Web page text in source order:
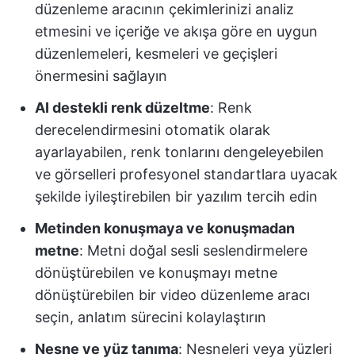
düzenleme aracının çekimlerinizi analiz
etmesini ve içeriğe ve akışa göre en uygun
düzenlemeleri, kesmeleri ve geçişleri
önermesini sağlayın
AI destekli renk düzeltme: Renk
derecelendirmesini otomatik olarak
ayarlayabilen, renk tonlarını dengeleyebilen
ve görselleri profesyonel standartlara uyacak
şekilde iyileştirebilen bir yazılım tercih edin
Metinden konuşmaya ve konuşmadan
metne: Metni doğal sesli seslendirmelere
dönüştürebilen ve konuşmayı metne
dönüştürebilen bir video düzenleme aracı
seçin, anlatım sürecini kolaylaştırın
Nesne ve yüz tanıma: Nesneleri veya yüzleri